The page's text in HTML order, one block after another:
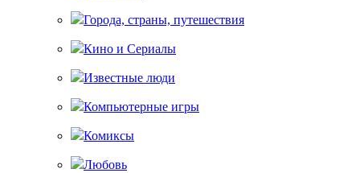
Города, страны, путешествия
Кино и Сериалы
Известные люди
Компьютерные игры
Комиксы
Любовь